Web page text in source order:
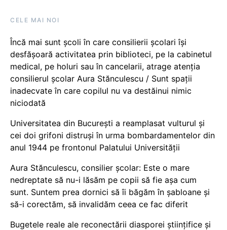
CELE MAI NOI
Încă mai sunt școli în care consilierii școlari își
desfășoară activitatea prin biblioteci, pe la cabinetul
medical, pe holuri sau în cancelarii, atrage atenția
consilierul școlar Aura Stănculescu / Sunt spații
inadecvate în care copilul nu va destăinui nimic
niciodată
Universitatea din București a reamplasat vulturul și
cei doi grifoni distruși în urma bombardamentelor din
anul 1944 pe frontonul Palatului Universității
Aura Stănculescu, consilier școlar: Este o mare
nedreptate să nu-i lăsăm pe copii să fie așa cum
sunt. Suntem prea dornici să îi băgăm în șabloane și
să-i corectăm, să invalidăm ceea ce fac diferit
Bugetele reale ale reconectării diasporei științifice și